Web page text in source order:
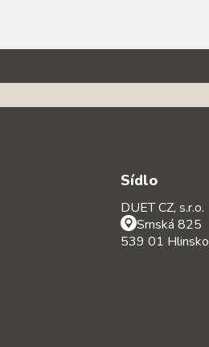
Sídlo
DUET CZ, s.r.o.
Srnská 825
539 01 Hlinsko